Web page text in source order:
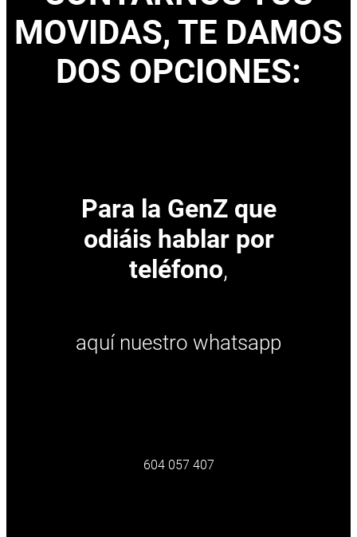
MOVIDAS, TE DAMOS
DOS OPCIONES:
Para la GenZ que
odiáis hablar por
teléfono,
aquí nuestro whatsapp
604 057 407